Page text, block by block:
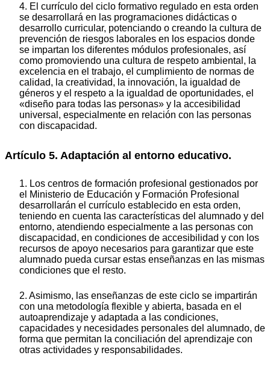
4. El currículo del ciclo formativo regulado en esta orden
se desarrollará en las programaciones didácticas o
desarrollo curricular, potenciando o creando la cultura de
prevención de riesgos laborales en los espacios donde
se impartan los diferentes módulos profesionales, así
como promoviendo una cultura de respeto ambiental, la
excelencia en el trabajo, el cumplimiento de normas de
calidad, la creatividad, la innovación, la igualdad de
géneros y el respeto a la igualdad de oportunidades, el
«diseño para todas las personas» y la accesibilidad
universal, especialmente en relación con las personas
con discapacidad.
Artículo 5. Adaptación al entorno educativo.
1. Los centros de formación profesional gestionados por
el Ministerio de Educación y Formación Profesional
desarrollarán el currículo establecido en esta orden,
teniendo en cuenta las características del alumnado y del
entorno, atendiendo especialmente a las personas con
discapacidad, en condiciones de accesibilidad y con los
recursos de apoyo necesarios para garantizar que este
alumnado pueda cursar estas enseñanzas en las mismas
condiciones que el resto.
2. Asimismo, las enseñanzas de este ciclo se impartirán
con una metodología flexible y abierta, basada en el
autoaprendizaje y adaptada a las condiciones,
capacidades y necesidades personales del alumnado, de
forma que permitan la conciliación del aprendizaje con
otras actividades y responsabilidades.